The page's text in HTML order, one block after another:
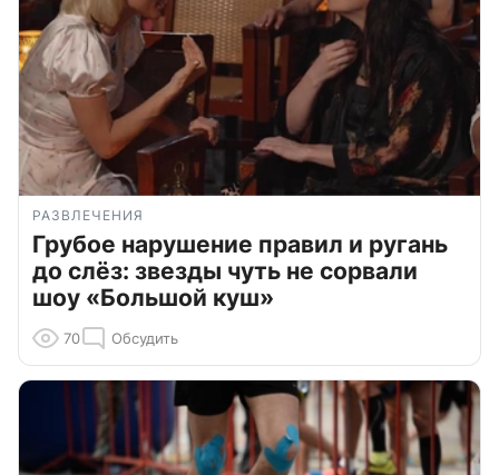
РАЗВЛЕЧЕНИЯ
Грубое нарушение правил и ругань
до слёз: звезды чуть не сорвали
шоу «Большой куш»
70 Обсудить